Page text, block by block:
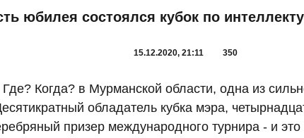
юбилея состоялся кубок по
15.12.2020, 21:11 350
Когда? в Мурманской области, одна из
обладатель кубка мэра,
призер международного турнира - и